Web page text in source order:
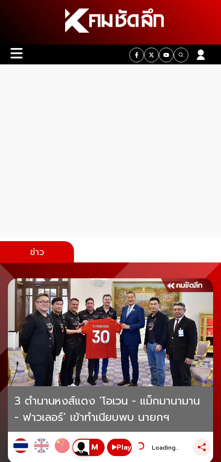
ข่าว
3 ตำนานหงส์แดง ‘โอเวน - แม็กมานามาน
- ฟาวเลอร์’ เข้าทำเนียบพบ นายกฯ
Play Loading...